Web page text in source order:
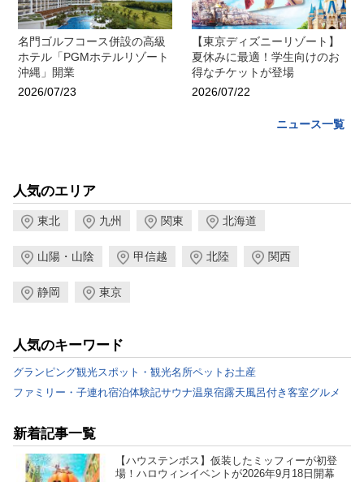
名門ゴルフコース併設の高級
ホテル「PGMホテルリゾート
沖縄」開業
2026/07/23
【東京ディズニーリゾート】
夏休みに最適！学生向けのお
得なチケットが登場
2026/07/22
ニュース一覧
人気のエリア
東北 九州 関東 北海道
山陽・山陰 甲信越 北陸 関西
静岡 東京
人気のキーワード
グランピング観光スポット・観光名所ペット お土産
ファミリー・子連れ宿泊体験記サウナ温泉宿露天風呂付き客室グルメ
新着記事一覧
【ハウステンボス】仮装したミッフィーが初登
場！ハロウィンイベントが2026年9月18日開幕